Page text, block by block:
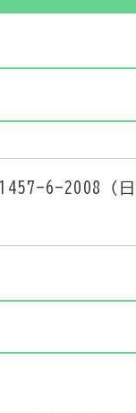
6-2008（